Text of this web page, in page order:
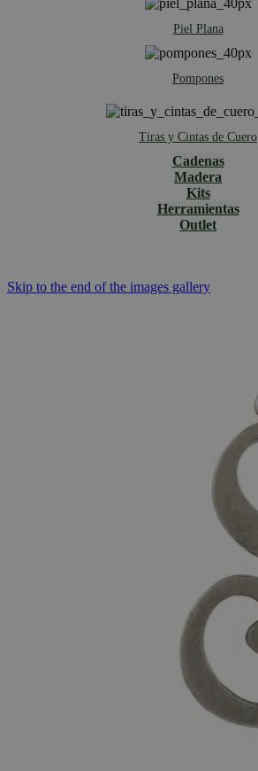
Piel Plana
Pompones
Tiras y Cintas de Cuero
Cadenas
Madera
Kits
Herramientas
Outlet
Skip to the end of the images gallery